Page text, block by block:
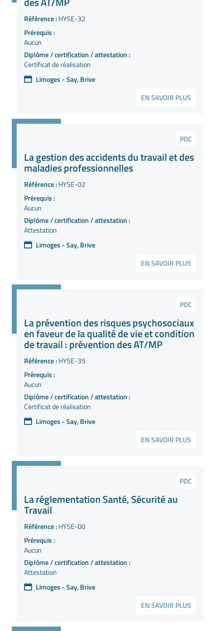
Référence :HYSE-32
Prérequis :
Aucun
Diplôme / certification / attestation :
Certificat de réalisation
Limoges - Say, Brive
EN SAVOIR PLUS
PDC
La gestion des accidents du travail et des
maladies professionnelles
Référence :HYSE-02
Prérequis :
Aucun
Diplôme / certification / attestation :
Attestation
Limoges - Say, Brive
EN SAVOIR PLUS
PDC
La prévention des risques psychosociaux
en faveur de la qualité de vie et condition
de travail : prévention des AT/MP
Référence :HYSE-35
Prérequis :
Aucun
Diplôme / certification / attestation :
Certificat de réalisation
Limoges - Say, Brive
EN SAVOIR PLUS
PDC
La réglementation Santé, Sécurité au
Travail
Référence :HYSE-00
Prérequis :
Aucun
Diplôme / certification / attestation :
Attestation
Limoges - Say, Brive
EN SAVOIR PLUS